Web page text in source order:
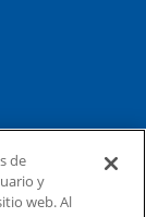
de
y
web. Al